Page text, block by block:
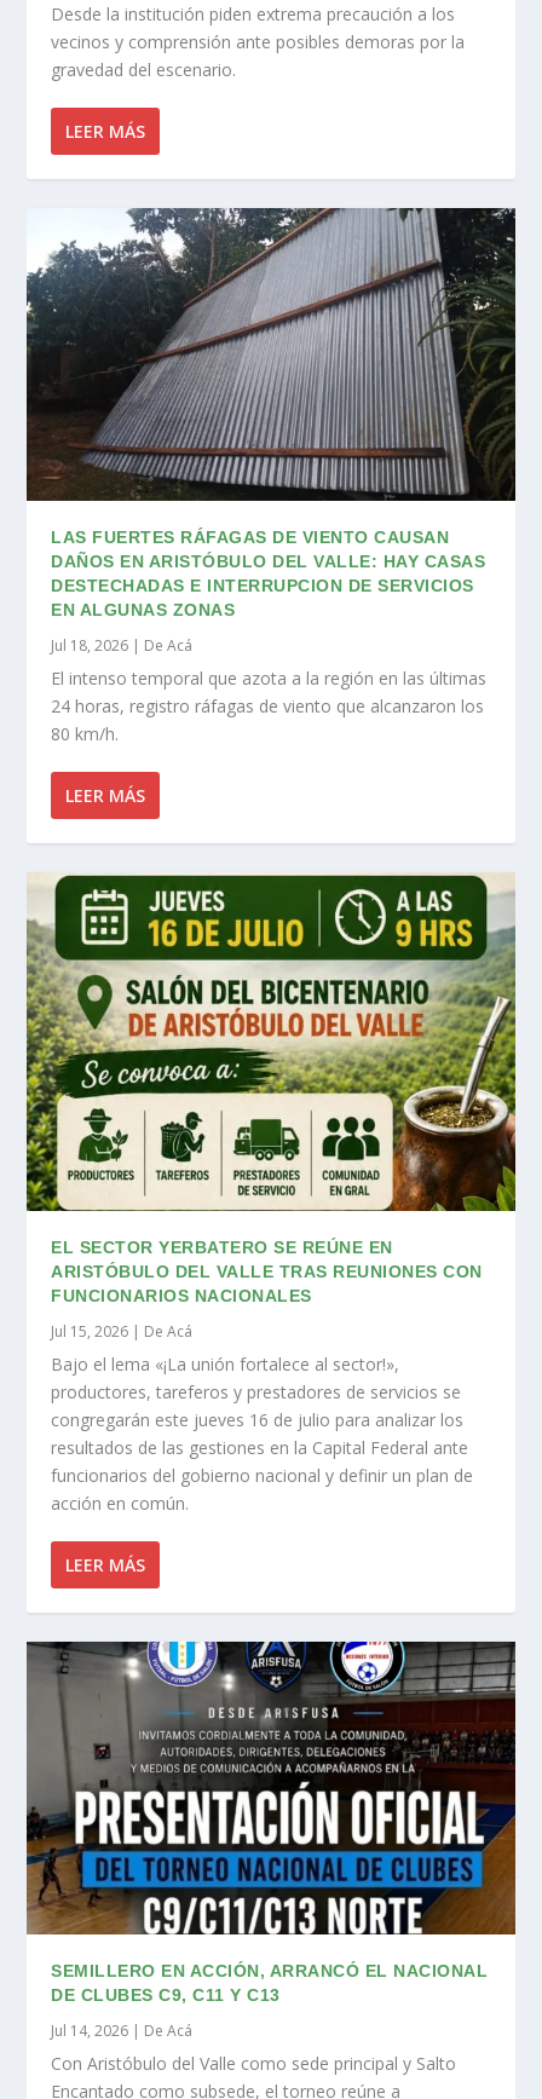
Desde la institución piden extrema precaución a los
vecinos y comprensión ante posibles demoras por la
gravedad del escenario.
LEER MÁS
LAS FUERTES RÁFAGAS DE VIENTO CAUSAN
DAÑOS EN ARISTÓBULO DEL VALLE: HAY CASAS
DESTECHADAS E INTERRUPCION DE SERVICIOS
EN ALGUNAS ZONAS
Jul 18, 2026 | De Acá
El intenso temporal que azota a la región en las últimas
24 horas, registro ráfagas de viento que alcanzaron los
80 km/h.
LEER MÁS
EL SECTOR YERBATERO SE REÚNE EN
ARISTÓBULO DEL VALLE TRAS REUNIONES CON
FUNCIONARIOS NACIONALES
Jul 15, 2026 | De Acá
Bajo el lema «¡La unión fortalece al sector!»,
productores, tareferos y prestadores de servicios se
congregarán este jueves 16 de julio para analizar los
resultados de las gestiones en la Capital Federal ante
funcionarios del gobierno nacional y definir un plan de
acción en común.
LEER MÁS
SEMILLERO EN ACCIÓN, ARRANCÓ EL NACIONAL
DE CLUBES C9, C11 Y C13
Jul 14, 2026 | De Acá
Con Aristóbulo del Valle como sede principal y Salto
Encantado como subsede, el torneo reúne a